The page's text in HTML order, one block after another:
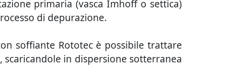
primaria (vasca Imhoff o settica)
di depurazione.
soffiante Rototec è possibile trattare
in dispersione sotterranea